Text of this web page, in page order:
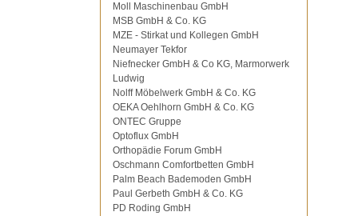
Moll Maschinenbau GmbH
MSB GmbH & Co. KG
MZE - Stirkat und Kollegen GmbH
Neumayer Tekfor
Niefnecker GmbH & Co KG, Marmorwerk
Ludwig
Nolff Möbelwerk GmbH & Co. KG
OEKA Oehlhorn GmbH & Co. KG
ONTEC Gruppe
Optoflux GmbH
Orthopädie Forum GmbH
Oschmann Comfortbetten GmbH
Palm Beach Bademoden GmbH
Paul Gerbeth GmbH & Co. KG
PD Roding GmbH